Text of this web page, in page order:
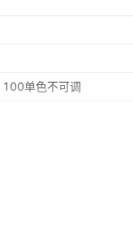
单色不可调